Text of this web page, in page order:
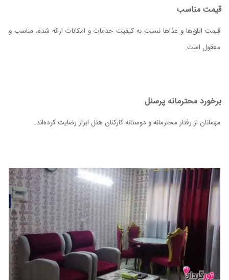
قیمت مناسب
قیمت اتاق‌ها و غذاها نسبت به کیفیت خدمات و امکانات ارائه شده، مناسب و
معقول است.
برخورد محترمانه پرسنل
مهمانان از رفتار محترمانه و دوستانه کارکنان هتل ابراز رضایت کرده‌اند.